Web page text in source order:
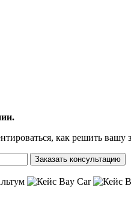
как решить вашу
Заказать консультацию